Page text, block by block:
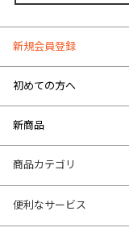
新規会員登録
初めての方へ
新商品
商品カテゴリ
便利なサービス